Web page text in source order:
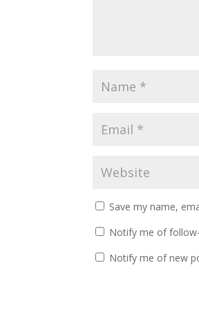
Save my name,
Notify me of
Notify me of new